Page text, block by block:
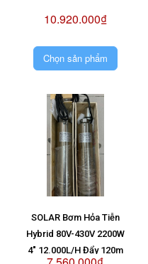
10.920.000₫
Chọn sản phẩm
SOLAR Bơm Hỏa Tiễn
Hybrid 80V-430V 2200W
4" 12.000L/H Đẩy 120m